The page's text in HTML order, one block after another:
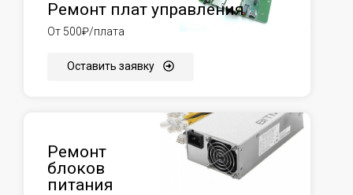
Ремонт плат управления
От 500₽/плата
Оставить заявку
Ремонт
блоков
питания